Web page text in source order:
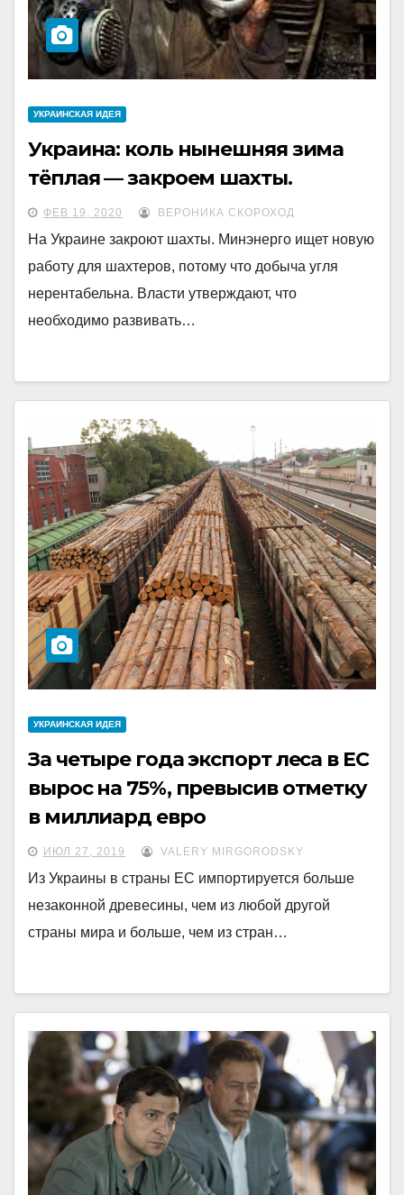
УКРАИНCКАЯ ИДЕЯ
Украина: коль нынешняя зима
тёплая — закроем шахты.
ФЕВ 19, 2020 ВЕРОНИКА СКОРОХОД
На Украине закроют шахты. Минэнерго ищет новую
работу для шахтеров, потому что добыча угля
нерентабельна. Власти утверждают, что
необходимо развивать…
УКРАИНCКАЯ ИДЕЯ
За четыре года экспорт леса в ЕС
вырос на 75%, превысив отметку
в миллиард евро
ИЮЛ 27, 2019 VALERY MIRGORODSKY
Из Украины в страны ЕС импортируется больше
незаконной древесины, чем из любой другой
страны мира и больше, чем из стран…